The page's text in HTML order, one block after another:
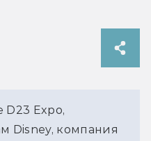
D23 Expo,
Disney, компания